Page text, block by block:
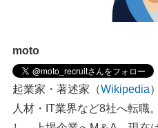
moto
起業家・著述家（Wikipedia
人材・IT業界など8社へ転職